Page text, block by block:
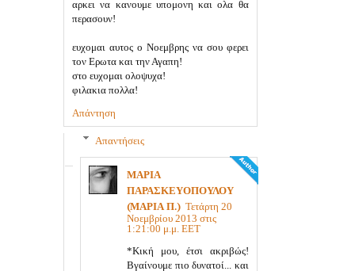
αρκει να κανουμε υπομονη και ολα θα
περασουν!
ευχομαι αυτος ο Νοεμβρης να σου φερει
τον Ερωτα και την Αγαπη!
στο ευχομαι ολοψυχα!
φιλακια πολλα!
Απάντηση
Απαντήσεις
ΜΑΡΙΑ
ΠΑΡΑΣΚΕΥΟΠΟΥΛΟΥ
(ΜΑΡΙΑ Π.) Τετάρτη 20
Νοεμβρίου 2013 στις
1:21:00 μ.μ. EET
*Κική μου, έτσι ακριβώς!
Βγαίνουμε πιο δυνατοί... και